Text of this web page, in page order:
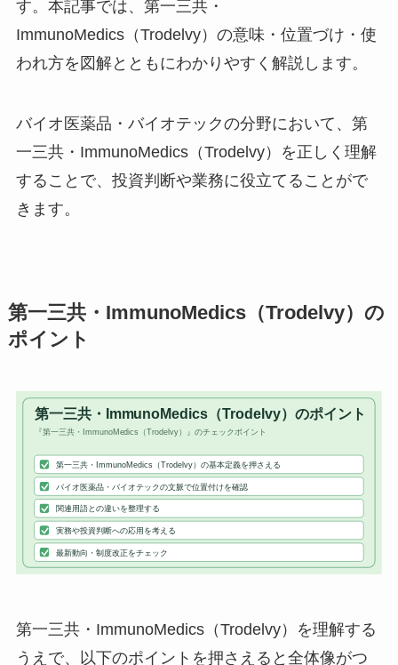
す。本記事では、第一三共・
ImmunoMedics（Trodelvy）の意味・位置づけ・使
われ方を図解とともにわかりやすく解説します。
バイオ医薬品・バイオテックの分野において、第
一三共・ImmunoMedics（Trodelvy）を正しく理解
することで、投資判断や業務に役立てることがで
きます。
第一三共・ImmunoMedics（Trodelvy）の
ポイント
第一三共・ImmunoMedics（Trodelvy）を理解する
うえで、以下のポイントを押さえると全体像がつ